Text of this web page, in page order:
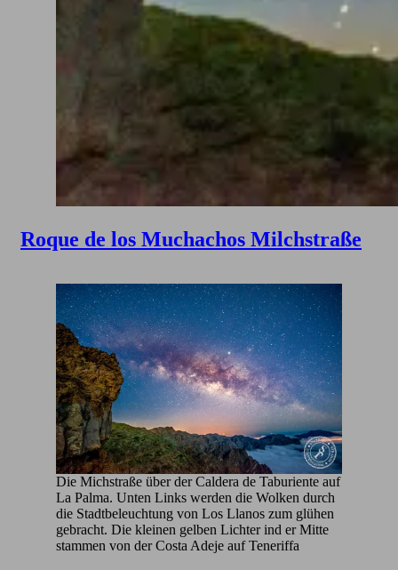
Roque de los Muchachos Milchstraße
Die Michstraße über der Caldera de Taburiente auf
La Palma. Unten Links werden die Wolken durch
die Stadtbeleuchtung von Los Llanos zum glühen
gebracht. Die kleinen gelben Lichter ind er Mitte
stammen von der Costa Adeje auf Teneriffa